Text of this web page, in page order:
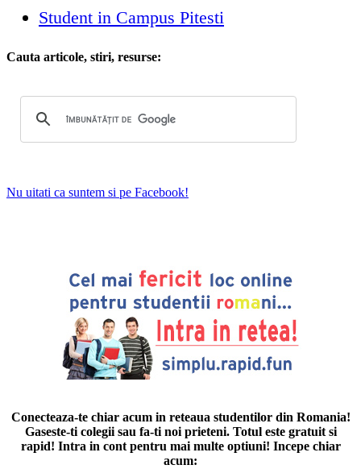
Student in Campus Pitesti
Cauta articole, stiri, resurse:
Nu uitati ca suntem si pe Facebook!
Conecteaza-te chiar acum in reteaua studentilor din Romania!
Gaseste-ti colegii sau fa-ti noi prieteni. Totul este gratuit si
rapid! Intra in cont pentru mai multe optiuni! Incepe chiar
acum: